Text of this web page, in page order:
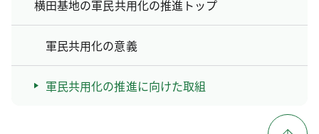
横田基地の軍民共用化の推進トップ
軍民共用化の意義
軍民共用化の推進に向けた取組